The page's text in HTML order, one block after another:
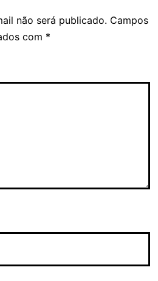
não será publicado. Campos
com *